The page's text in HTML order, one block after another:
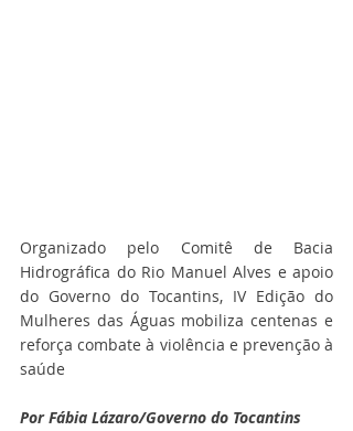
Organizado pelo Comitê de Bacia
Hidrográfica do Rio Manuel Alves e apoio
do Governo do Tocantins, IV Edição do
Mulheres das Águas mobiliza centenas e
reforça combate à violência e prevenção à
saúde
Por Fábia Lázaro/Governo do Tocantins